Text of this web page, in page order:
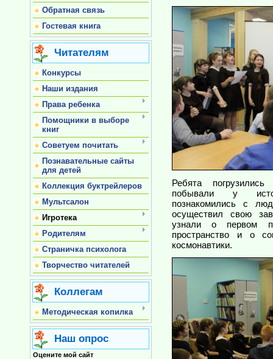
Обратная связь
Гостевая книга
Читателям
Конкурсы
Наши издания
Права ребенка
Помощники в выборе
книг
Советуем почитать
Познавательные сайты
для детей
Коллекция буктрейлеров
Мультсалон
Игротека
Родителям
Страничка психолога
Творчество читателей
Коллегам
Методическая копилка
Наш опрос
Оцените мой сайт
Ребята
побывали у
познакомились с
осуществил свою
узнали о первом
пространство и о
космонавтики.